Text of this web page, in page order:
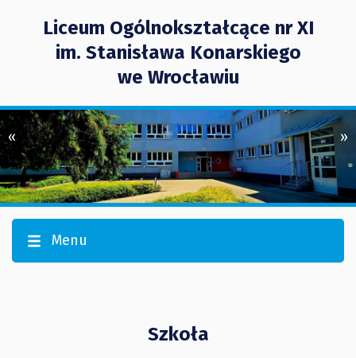
Liceum Ogólnokształcące nr XI
im. Stanisława Konarskiego
we Wrocławiu
« »
Menu
Szkoła